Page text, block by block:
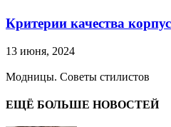
Критерии качества
13 июня, 2024
Модницы. Советы стилистов
ЕЩЁ БОЛЬШЕ НОВОСТЕЙ